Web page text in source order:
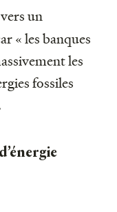
vers un
« les banques
les
fossiles